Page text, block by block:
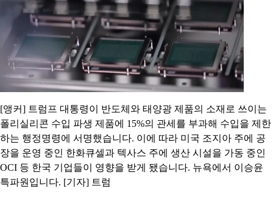
[앵커] 트럼프 대통령이 반도체와 태양광 제품의 소재로 쓰이는
폴리실리콘 수입 파생 제품에 15%의 관세를 부과해 수입을 제한
하는 행정명령에 서명했습니다. 이에 따라 미국 조지아 주에 공
장을 운영 중인 한화큐셀과 텍사스 주에 생산 시설을 가동 중인
OCI 등 한국 기업들이 영향을 받게 됐습니다. 뉴욕에서 이승윤
특파원입니다. [기자] 트럼